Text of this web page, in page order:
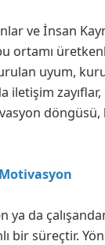
ve İnsan
ortamı
uyum,
zayıflar,
ya da
bir süreçtir.